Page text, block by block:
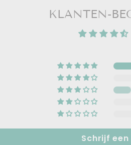
KLANTEN-
Schrijf